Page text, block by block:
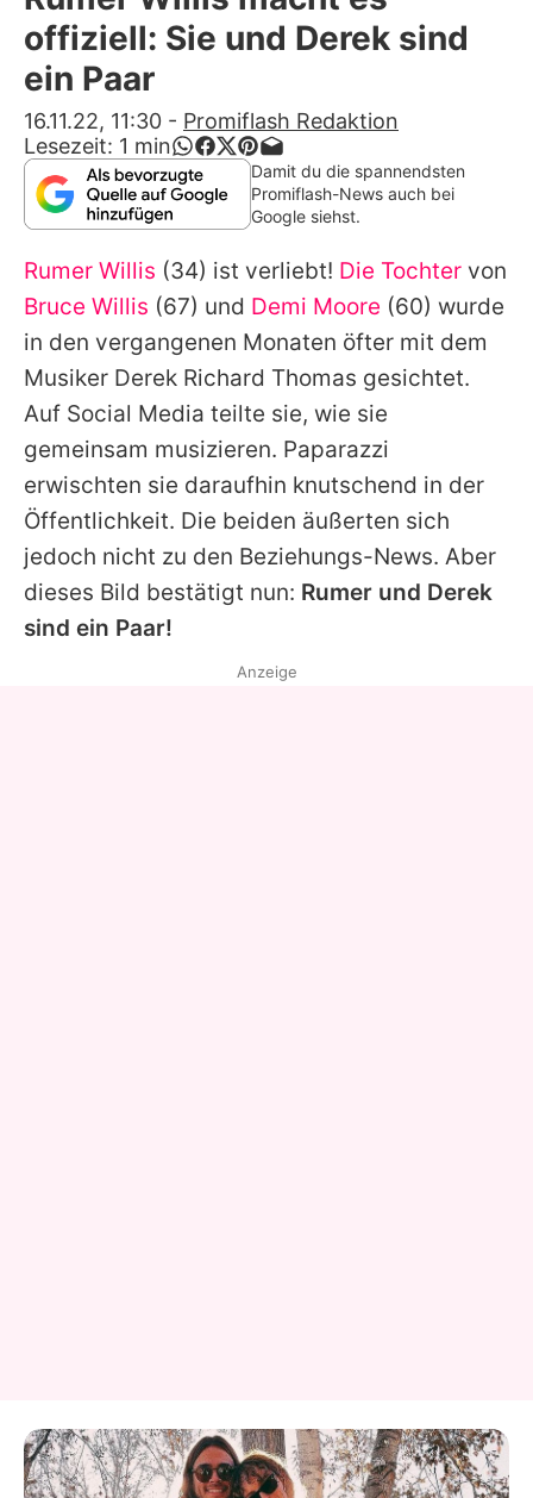
Alle Themen auf Promiflash
App runterladen
Team
Redaktionelle Richtlinien
Impressum
Datenschutzerklärung
Nutzungsbedingungen
Utiq verwalten
offiziell: Sie und Derek sind
ein Paar
16.11.22, 11:30 - Promiflash Redaktion
Lesezeit: 1 min
Damit du die spannendsten
Promiflash-News auch bei
Google siehst.
Rumer Willis (34) ist verliebt! Die Tochter von
Bruce Willis (67) und Demi Moore (60) wurde
in den vergangenen Monaten öfter mit dem
Musiker Derek Richard Thomas gesichtet.
Auf Social Media teilte sie, wie sie
gemeinsam musizieren. Paparazzi
erwischten sie daraufhin knutschend in der
Öffentlichkeit. Die beiden äußerten sich
jedoch nicht zu den Beziehungs-News. Aber
dieses Bild bestätigt nun: Rumer und Derek
sind ein Paar!
Anzeige